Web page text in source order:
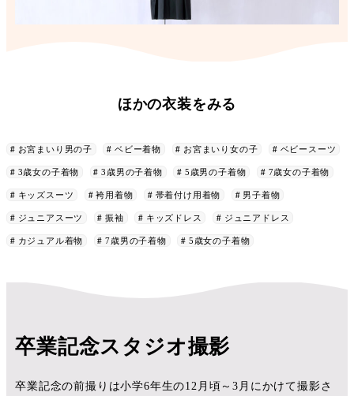
ほかの衣装をみる
お宮まいり男の子 ベビー着物 お宮まいり女の子 ベビースーツ
3歳女の子着物 3歳男の子着物 5歳男の子着物 7歳女の子着物
キッズスーツ 袴用着物 帯着付け用着物 男子着物
ジュニアスーツ 振袖 キッズドレス ジュニアドレス
カジュアル着物 7歳男の子着物 5歳女の子着物
卒業記念スタジオ撮影
卒業記念の前撮りは小学6年生の12月頃～3月にかけて撮影さ